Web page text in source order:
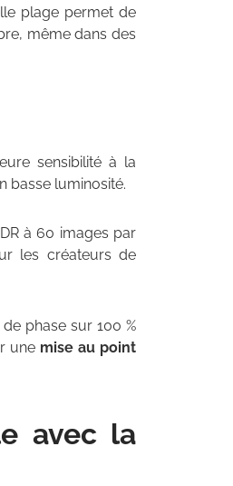
plage permet de
même dans des
sensibilité à la
basse luminosité.
à 60 images par
les créateurs de
phase sur 100 %
une mise au point
avec la